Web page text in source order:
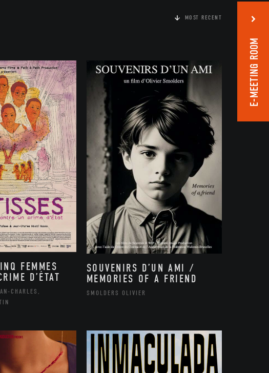
MOST RECENT
FEMMES
D’ÉTAT
CHARLES,
SOUVENIRS D’UN AMI /
MEMORIES OF A FRIEND
SMOLDERS OLIVIER
E-MEETING ROOM